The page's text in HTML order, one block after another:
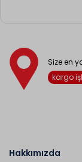
Size en
kargo
Hakkımızda